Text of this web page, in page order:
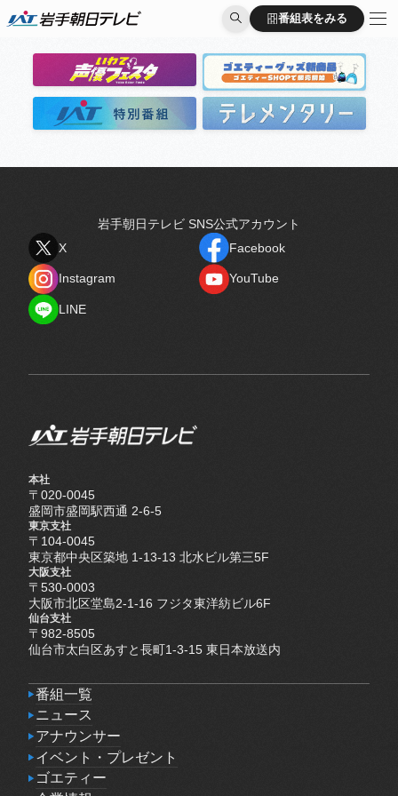
番組表をみる
番組表をみる
岩手朝日テレビ SNS公式アカウント
X
Facebook
Instagram
YouTube
LINE
本社
〒020-0045
盛岡市盛岡駅西通 2-6-5
東京支社
〒104-0045
東京都中央区築地 1-13-13 北水ビル第三5F
大阪支社
〒530-0003
大阪市北区堂島2-1-16 フジタ東洋紡ビル6F
仙台支社
〒982-8505
仙台市太白区あすと長町1-3-15 東日本放送内
番組一覧
番組一覧
ニュース
ニュース
アナウンサー
アナウンサー
イベント・プレゼント
イベント・プレゼント
ゴエティー